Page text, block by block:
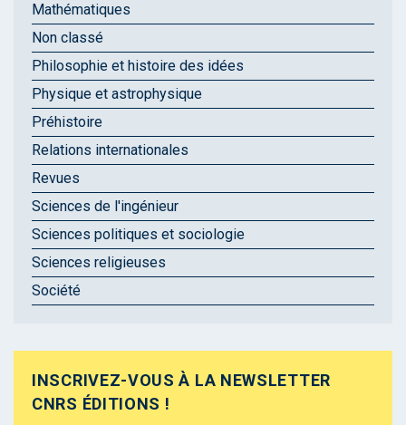
Mathématiques
Non classé
Philosophie et histoire des idées
Physique et astrophysique
Préhistoire
Relations internationales
Revues
Sciences de l'ingénieur
Sciences politiques et sociologie
Sciences religieuses
Société
INSCRIVEZ-VOUS À LA NEWSLETTER
CNRS ÉDITIONS !